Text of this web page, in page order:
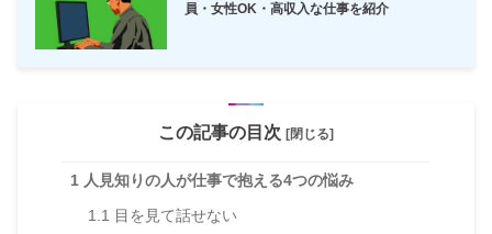
員・女性OK・高収入な仕事を紹介
この記事の目次 [閉じる]
1 人見知りの人が仕事で抱える4つの悩み
1.1 目を見て話せない